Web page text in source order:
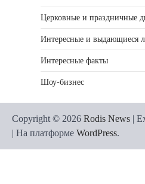
Церковные и праздничные
Интересные и выдающиеся
Интересные факты
Шоу-бизнес
Copyright © 2026 Rodis News |
| На платформе WordPress.